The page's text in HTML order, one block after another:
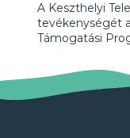
A Keszthelyi
tevékenységét
Támogatási